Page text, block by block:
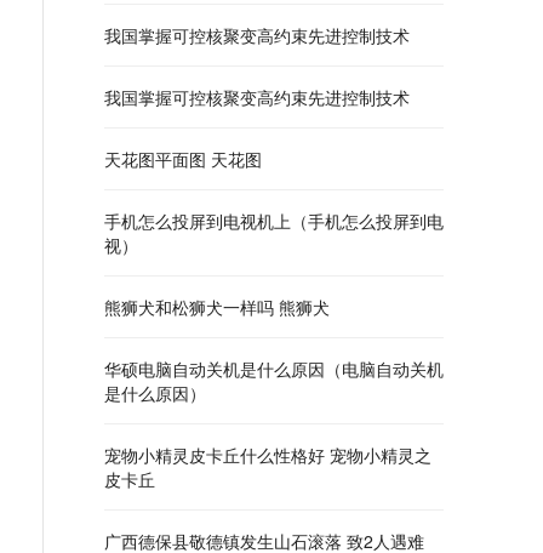
我国掌握可控核聚变高约束先进控制技术
我国掌握可控核聚变高约束先进控制技术
天花图平面图 天花图
手机怎么投屏到电视机上（手机怎么投屏到电
视）
熊狮犬和松狮犬一样吗 熊狮犬
华硕电脑自动关机是什么原因（电脑自动关机
是什么原因）
宠物小精灵皮卡丘什么性格好 宠物小精灵之
皮卡丘
广西德保县敬德镇发生山石滚落 致2人遇难